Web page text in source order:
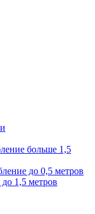
больше 1,5
до 0,5 метров
до 1,5 метров